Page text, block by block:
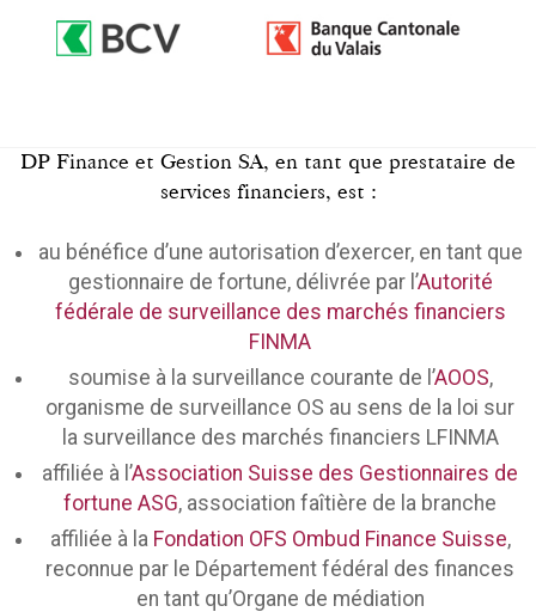
DP Finance et Gestion SA, en tant que prestataire de
services financiers, est :
au bénéfice d’une autorisation d’exercer, en tant que
gestionnaire de fortune, délivrée par l’Autorité
fédérale de surveillance des marchés financiers
FINMA
soumise à la surveillance courante de l’AOOS,
organisme de surveillance OS au sens de la loi sur
la surveillance des marchés financiers LFINMA
affiliée à l’Association Suisse des Gestionnaires de
fortune ASG, association faîtière de la branche
affiliée à la Fondation OFS Ombud Finance Suisse,
reconnue par le Département fédéral des finances
en tant qu’Organe de médiation